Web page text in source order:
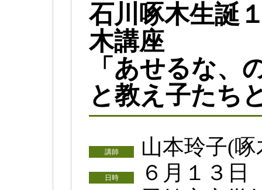
石川啄木生誕
木講座
「あせるな、
と教え子たち
講師 山本玲子(
日時 ６月１３日